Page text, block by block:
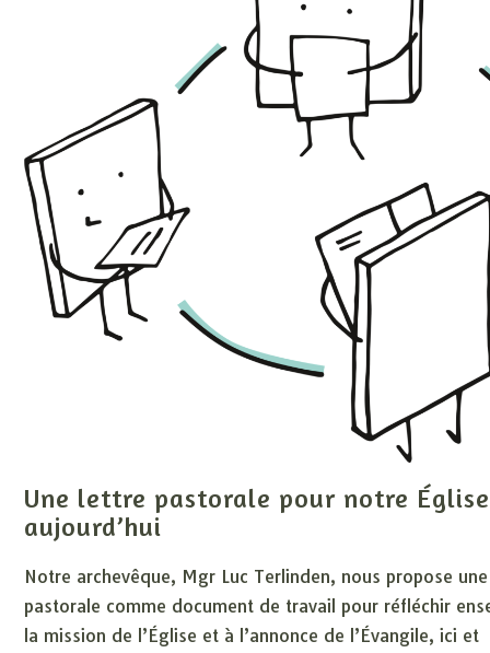
Une lettre pastorale pour notre Église
aujourd’hui
Notre archevêque, Mgr Luc Terlinden, nous propose
pastorale comme document de travail pour réfléchir
la mission de l’Église et à l’annonce de l’Évangile, ici et